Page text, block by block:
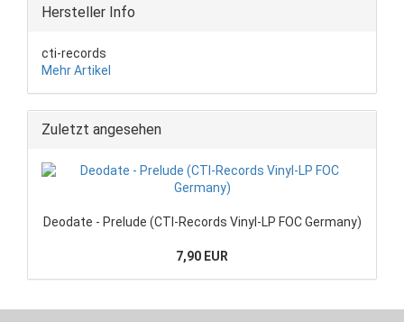
Hersteller Info
cti-records
Mehr Artikel
Zuletzt angesehen
Deodate - Prelude (CTI-Records Vinyl-LP FOC Germany)
7,90 EUR